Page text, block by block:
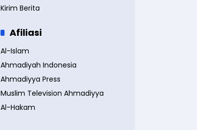
Kirim Berita
Afiliasi
Al-Islam
Ahmadiyah Indonesia
Ahmadiyya Press
Muslim Television Ahmadiyya
Al-Hakam